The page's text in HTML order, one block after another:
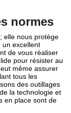
normes
elle nous protège
un excellent
de vous réaliser
pour résister au
même assurer
tous les
des outillages
la technologie et
en place sont de